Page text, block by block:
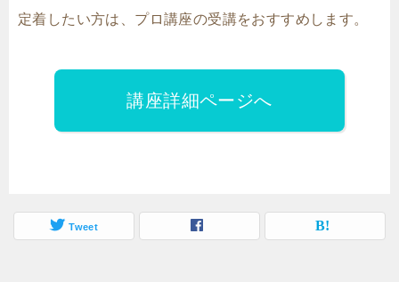
定着したい方は、プロ講座の受講をおすすめします。
講座詳細ページへ
Tweet